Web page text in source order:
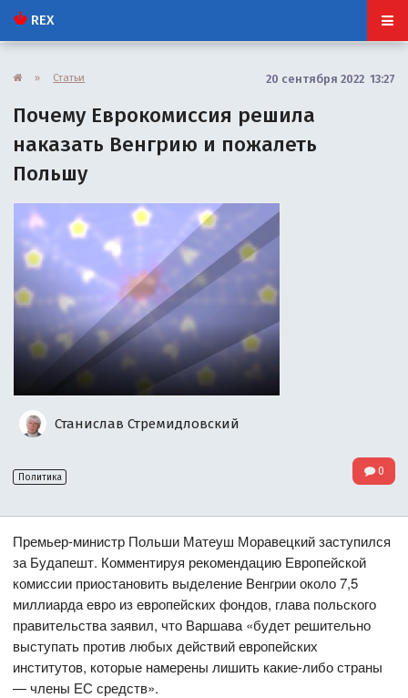
REX
» Статьи 20 сентября 2022 13:27
Почему Еврокомиссия решила
наказать Венгрию и пожалеть
Польшу
Станислав Стремидловский
Политика 0
Премьер-министр Польши Матеуш Моравецкий заступился
за Будапешт. Комментируя рекомендацию Европейской
комиссии приостановить выделение Венгрии около 7,5
миллиарда евро из европейских фондов, глава польского
правительства заявил, что Варшава «будет решительно
выступать против любых действий европейских
институтов, которые намерены лишить какие-либо страны
— члены ЕС средств».